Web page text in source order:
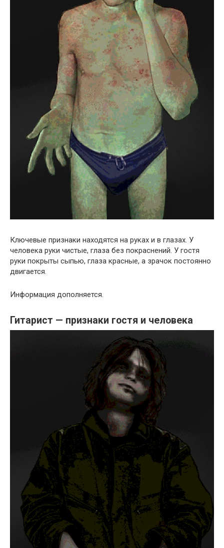
Ключевые признаки находятся на руках и в глазах. У
человека руки чистые, глаза без покраснений. У гостя
руки покрыты сыпью, глаза красные, а зрачок постоянно
двигается.
Информация дополняется.
Гитарист — признаки гостя и человека